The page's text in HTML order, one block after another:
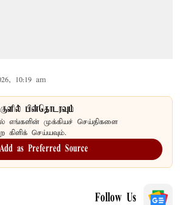
10:19 am
பின்தொடரவும்
எங்களின் முக்கியச் செய்திகளை
கிளிக் செய்யவும்.
Add as Preferred Source
Follow Us